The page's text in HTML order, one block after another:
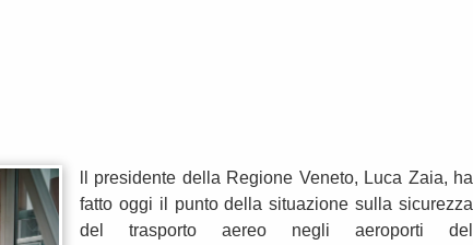
ll presidente della Regione Veneto, Luca Zaia, ha
fatto oggi il punto della situazione sulla sicurezza
del trasporto aereo negli aeroporti del